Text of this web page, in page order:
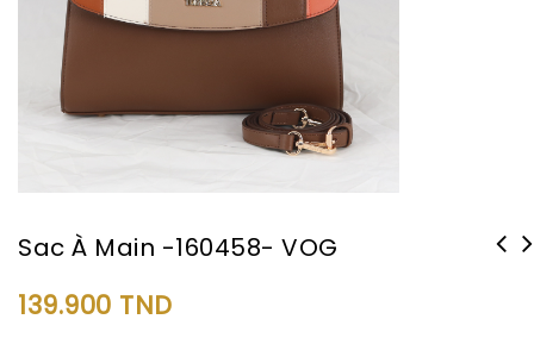
Sac À Main -160458- VOG
139.900 TND